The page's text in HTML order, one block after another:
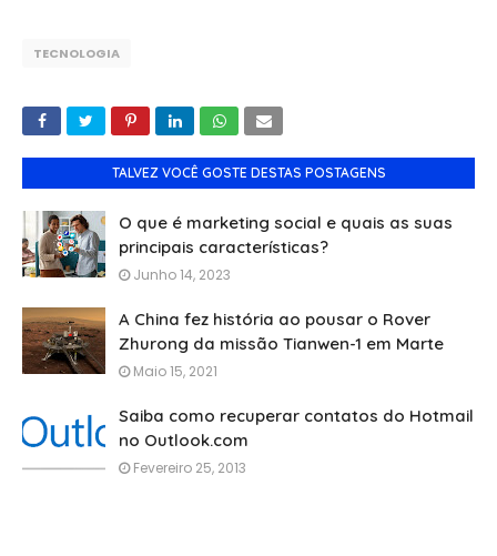
TECNOLOGIA
TALVEZ VOCÊ GOSTE DESTAS POSTAGENS
O que é marketing social e quais as suas
principais características?
Junho 14, 2023
A China fez história ao pousar o Rover
Zhurong da missão Tianwen-1 em Marte
Maio 15, 2021
Saiba como recuperar contatos do Hotmail
no Outlook.com
Fevereiro 25, 2013